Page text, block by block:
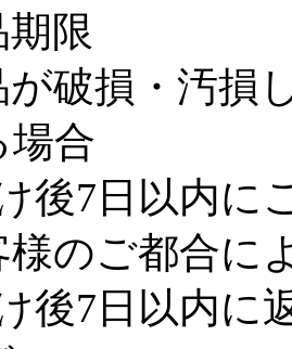
限
が破損・汚損
場合
後7日以内に
様のご都合に
後7日以内に